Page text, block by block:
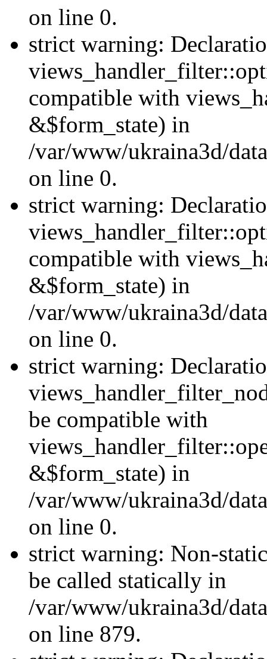
on line 0.
strict warning:
compatible with
&$form_state) in
/var/www/ukraina3d/
on line 0.
strict warning:
compatible with
&$form_state) in
/var/www/ukraina3d/
on line 0.
strict warning:
be compatible with
&$form_state) in
/var/www/ukraina3d/
on line 0.
strict warning: Non-
be called statically in
/var/www/ukraina3d/
on line 879.